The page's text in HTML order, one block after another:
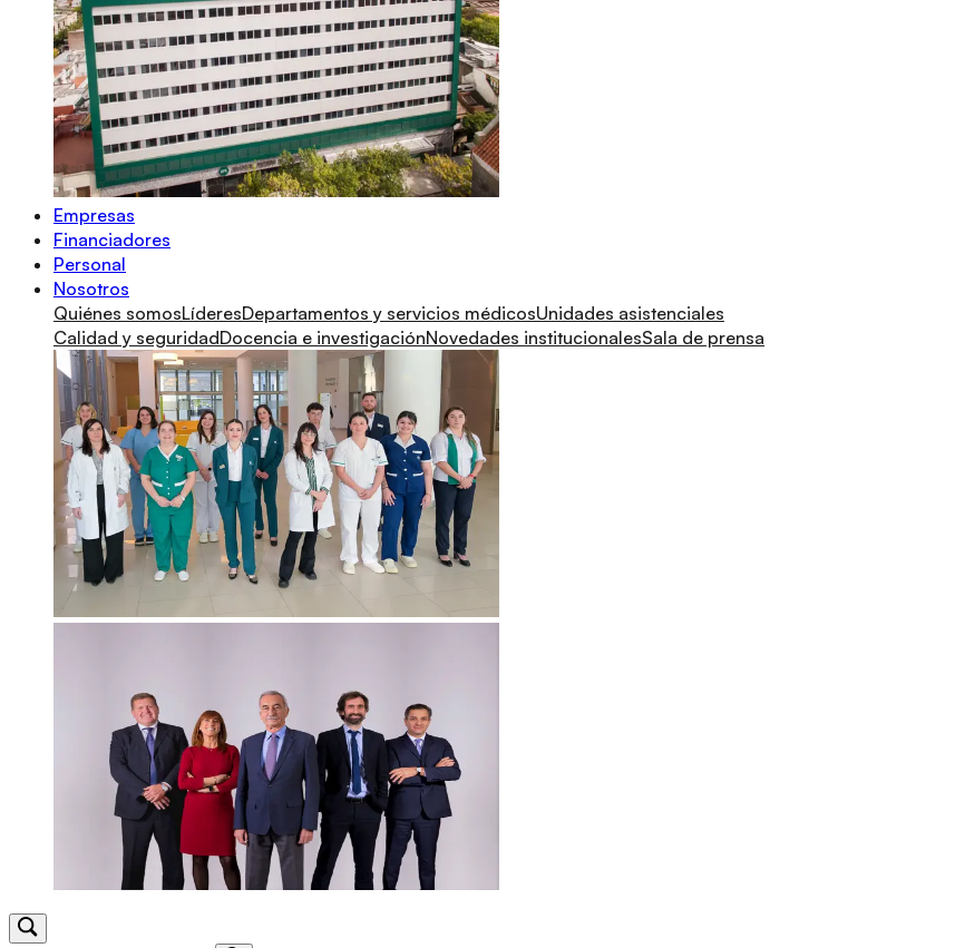
Empresas
Financiadores
Personal
Nosotros
Quiénes somosLíderesDepartamentos y servicios médicosUnidades asistenciales
Calidad y seguridadDocencia e investigaciónNovedades institucionalesSala de prensa